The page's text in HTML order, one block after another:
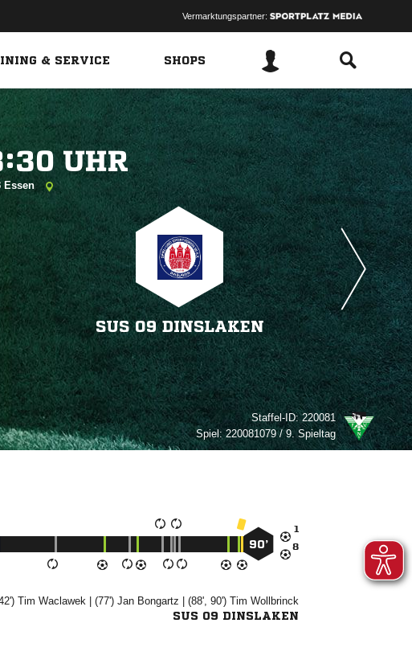
Vermarktungspartner:
& SERVICE SHOPS

Essen
SUS 09 DINSLAKEN
Staffel-ID:220081
Spiel:220081079 / 9. Spieltag


90’
  | (77')  | (88', 90') 
SUS 09 DINSLAKEN